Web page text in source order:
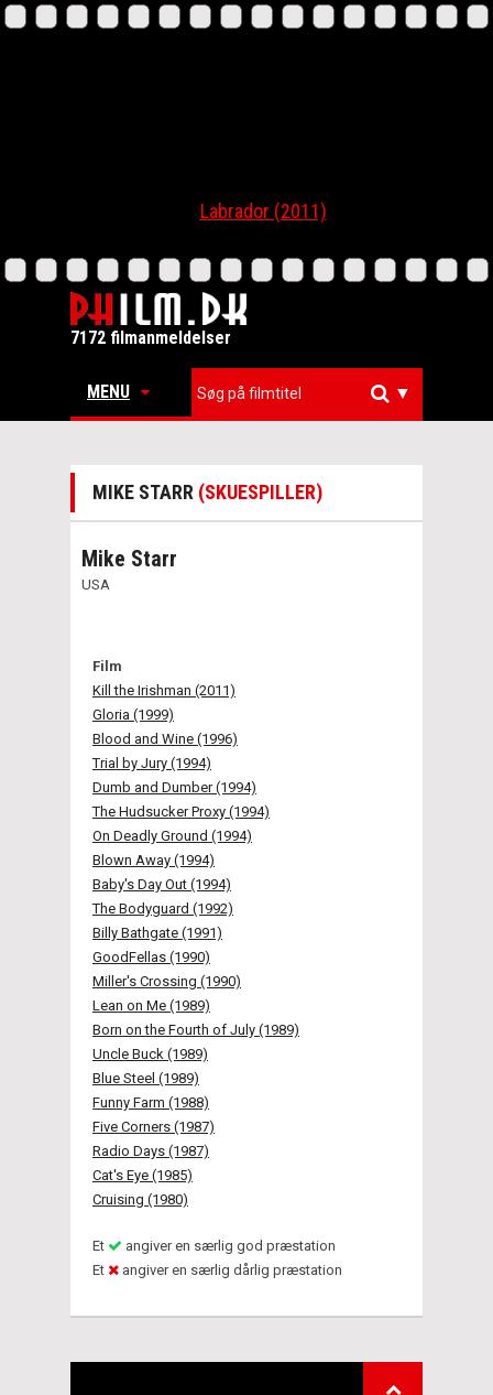
Labrador (2011)
7172 filmanmeldelser
MENU ▼
MIKE STARR (SKUESPILLER)
Mike Starr
USA
Film
Kill the Irishman (2011)
Gloria (1999)
Blood and Wine (1996)
Trial by Jury (1994)
Dumb and Dumber (1994)
The Hudsucker Proxy (1994)
On Deadly Ground (1994)
Blown Away (1994)
Baby's Day Out (1994)
The Bodyguard (1992)
Billy Bathgate (1991)
GoodFellas (1990)
Miller's Crossing (1990)
Lean on Me (1989)
Born on the Fourth of July (1989)
Uncle Buck (1989)
Blue Steel (1989)
Funny Farm (1988)
Five Corners (1987)
Radio Days (1987)
Cat's Eye (1985)
Cruising (1980)
Et
angiver en særlig god præstation
Et
angiver en særlig dårlig præstation